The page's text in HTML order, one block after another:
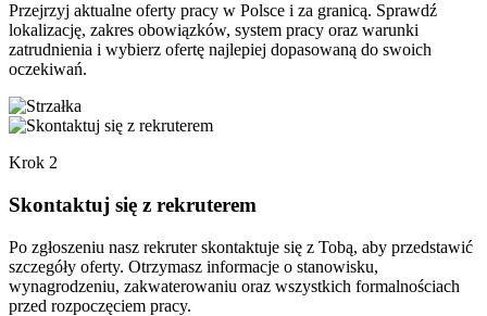
Przejrzyj aktualne oferty pracy w Polsce i za granicą. Sprawdź
lokalizację, zakres obowiązków, system pracy oraz warunki
zatrudnienia i wybierz ofertę najlepiej dopasowaną do swoich
oczekiwań.
Krok 2
Skontaktuj się z rekruterem
Po zgłoszeniu nasz rekruter skontaktuje się z Tobą, aby przedstawić
szczegóły oferty. Otrzymasz informacje o stanowisku,
wynagrodzeniu, zakwaterowaniu oraz wszystkich formalnościach
przed rozpoczęciem pracy.